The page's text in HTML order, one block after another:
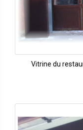
Vitrine du